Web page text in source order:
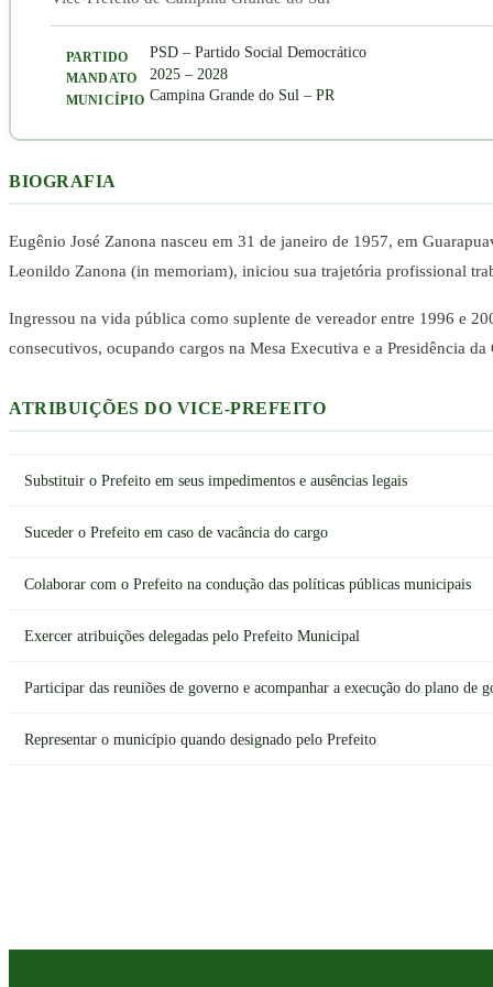
PARTIDO PSD – Partido Social Democrático
MANDATO 2025 – 2028
MUNICÍPIO Campina Grande do Sul – PR
BIOGRAFIA
Eugênio José Zanona nasceu em 31 de janeiro de 1957, em
Leonildo Zanona (in memoriam), iniciou sua trajetória profissional
Ingressou na vida pública como suplente de vereador entre 1996 e
consecutivos, ocupando cargos na Mesa Executiva e a Presidência
ATRIBUIÇÕES DO VICE-PREFEITO
Substituir o Prefeito em seus impedimentos e ausências legais
Suceder o Prefeito em caso de vacância do cargo
Colaborar com o Prefeito na condução das políticas públicas municipais
Exercer atribuições delegadas pelo Prefeito Municipal
Participar das reuniões de governo e acompanhar a execução do plano de
Representar o município quando designado pelo Prefeito